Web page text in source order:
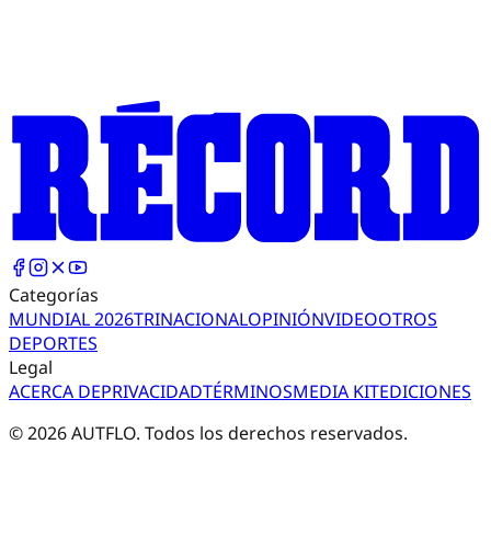
Categorías
MUNDIAL 2026TRINACIONALOPINIÓNVIDEOOTROS
DEPORTES
Legal
ACERCA DEPRIVACIDADTÉRMINOSMEDIA KITEDICIONES
©2026AUTFLO. Todos los derechos reservados.